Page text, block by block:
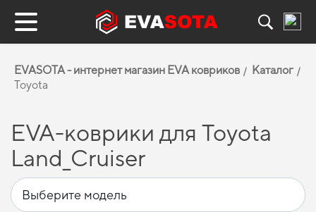
EVASOTA - интернет магазин EVA ковриков
Каталог
Toyota
EVA-коврики для Toyota
Land_Cruiser